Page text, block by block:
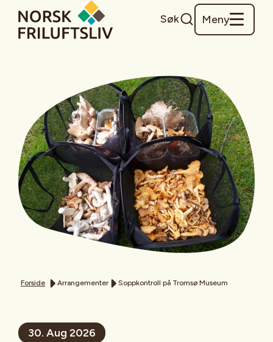
Søk Meny
Forside Arrangementer Soppkontroll på Tromsø Museum
30. Aug 2026